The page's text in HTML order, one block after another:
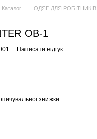
Каталог ОДЯГ ДЛЯ РОБІТНИКІВ
OB-1
Написати відгук
знижки